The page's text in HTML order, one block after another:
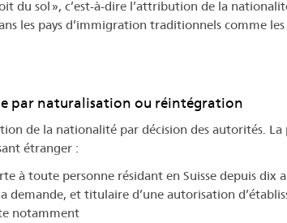
du sol », c’est-à-dire l’attribution de la
les pays d’immigration traditionnels comme les
par naturalisation ou réintégration
de la nationalité par décision des autorités.
étranger :
à toute personne résidant en Suisse depuis dix
demande, et titulaire d’une autorisation
notamment